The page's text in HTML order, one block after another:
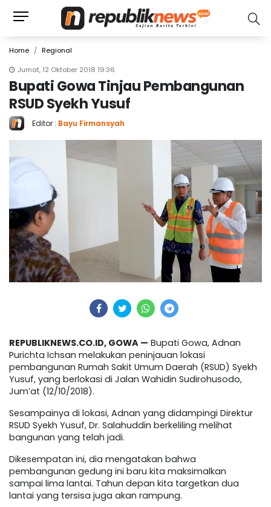
Home
Regional
Jumat, 12 Oktober 2018 19:36
Bupati Gowa Tinjau Pembangunan
RSUD Syekh Yusuf
Editor : Bayu Firmansyah
REPUBLIKNEWS.CO.ID, GOWA — Bupati Gowa, Adnan
Purichta Ichsan melakukan peninjauan lokasi
pembangunan Rumah Sakit Umum Daerah (RSUD) Syekh
Yusuf, yang berlokasi di Jalan Wahidin Sudirohusodo,
Jum’at (12/10/2018).
Sesampainya di lokasi, Adnan yang didampingi Direktur
RSUD Syekh Yusuf, Dr. Salahuddin berkeliling melihat
bangunan yang telah jadi.
Dikesempatan ini, dia mengatakan bahwa
pembangunan gedung ini baru kita maksimalkan
sampai lima lantai. Tahun depan kita targetkan dua
lantai yang tersisa juga akan rampung.